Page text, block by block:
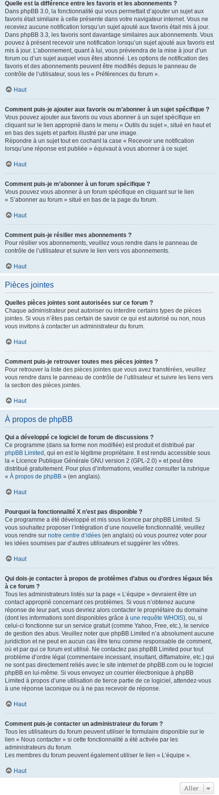
Quelle est la différence entre les favoris et les abonnements ?
Dans phpBB 3.0, la fonctionnalité qui vous permettait d’ajouter un sujet aux
favoris était similaire à celle présente dans votre navigateur internet. Vous ne
receviez aucune notification lorsqu’un sujet ajouté aux favoris était mis à jour.
Dans phpBB 3.3, les favoris sont davantage similaires aux abonnements. Vous
pouvez à présent recevoir une notification lorsqu’un sujet ajouté aux favoris est
mis à jour. L’abonnement, quant à lui, vous préviendra de la mise à jour d’un
forum ou d’un sujet auquel vous êtes abonné. Les options de notification des
favoris et des abonnements peuvent être modifiés depuis le panneau de
contrôle de l’utilisateur, sous les « Préférences du forum ».
Haut
Comment puis-je ajouter aux favoris ou m’abonner à un sujet spécifique ?
Vous pouvez ajouter aux favoris ou vous abonner à un sujet spécifique en
cliquant sur le lien approprié dans le menu « Outils du sujet », situé en haut et
en bas des sujets et parfois illustré par une image.
Répondre à un sujet tout en cochant la case « Recevoir une notification
lorsqu’une réponse est publiée » équivaut à vous abonner à ce sujet.
Haut
Comment puis-je m’abonner à un forum spécifique ?
Vous pouvez vous abonner à un forum spécifique en cliquant sur le lien
« S’abonner au forum » situé en bas de la page du forum.
Haut
Comment puis-je résilier mes abonnements ?
Pour résilier vos abonnements, veuillez vous rendre dans le panneau de
contrôle de l’utilisateur et suivre le lien vers vos abonnements.
Haut
Pièces jointes
Quelles pièces jointes sont autorisées sur ce forum ?
Chaque administrateur peut autoriser ou interdire certains types de pièces
jointes. Si vous n’êtes pas certain de savoir ce qui est autorisé ou non, nous
vous invitons à contacter un administrateur du forum.
Haut
Comment puis-je retrouver toutes mes pièces jointes ?
Pour retrouver la liste des pièces jointes que vous avez transférées, veuillez
vous rendre dans le panneau de contrôle de l’utilisateur et suivre les liens vers
la section des pièces jointes.
Haut
À propos de phpBB
Qui a développé ce logiciel de forum de discussions ?
Ce programme (dans sa forme non modifiée) est produit et distribué par
phpBB Limited , qui en est le légitime propriétaire. Il est rendu accessible sous
la « Licence Publique Générale GNU version 2 (GPL-2.0) » et peut être
distribué gratuitement. Pour plus d’informations, veuillez consulter la rubrique
« À propos de phpBB » (en anglais).
Haut
Pourquoi la fonctionnalité X n’est pas disponible ?
Ce programme a été développé et mis sous licence par phpBB Limited. Si
vous souhaitez proposer l’intégration d’une nouvelle fonctionnalité, veuillez
vous rendre sur notre centre d’idées (en anglais) où vous pourrez voter pour
les idées soumises par d’autres utilisateurs et suggérer les vôtres.
Haut
Qui dois-je contacter à propos de problèmes d’abus ou d’ordres légaux liés
à ce forum ?
Tous les administrateurs listés sur la page « L’équipe » devraient être un
contact approprié concernant ces problèmes. Si vous n’obtenez aucune
réponse de leur part, vous devriez alors contacter le propriétaire du domaine
(dont les informations sont disponibles grâce à une requête WHOIS), ou, si
celui-ci fonctionne sur un service gratuit (comme Yahoo, Free, etc.), le service
de gestion des abus. Veuillez noter que phpBB Limited n’a absolument aucune
juridiction et ne peut en aucun cas être tenu comme responsable de comment,
où et par qui ce forum est utilisé. Ne contactez pas phpBB Limited pour tout
problème d’ordre légal (commentaire incessant, insultant, diffamatoire, etc.) qui
ne sont pas directement reliés avec le site internet de phpBB.com ou le logiciel
phpBB en lui-même. Si vous envoyez un courrier électronique à phpBB
Limited à propos d’une utilisation de tierce partie de ce logiciel, attendez-vous
à une réponse laconique ou à ne pas recevoir de réponse.
Haut
Comment puis-je contacter un administrateur du forum ?
Tous les utilisateurs du forum peuvent utiliser le formulaire disponible sur le
lien « Nous contacter » si cette fonctionnalité a été activée par les
administrateurs du forum.
Les membres du forum peuvent également utiliser le lien « L’équipe ».
Haut
Aller